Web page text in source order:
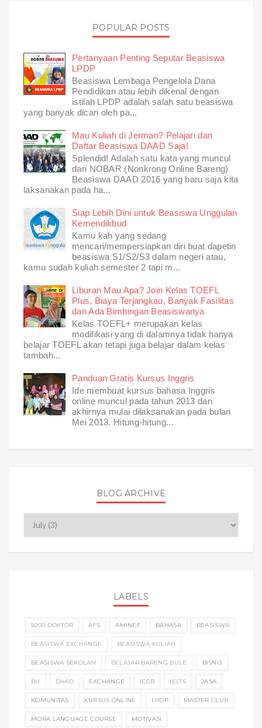
POPULAR POSTS
Pertanyaan Penting Seputar Beasiswa
LPDP
Beasiswa Lembaga Pengelola Dana
Pendidikan atau lebih dikenal dengan
istilah LPDP adalah salah satu beasiswa
yang banyak dicari oleh pa...
Mau Kuliah di Jerman? Pelajari dan
Daftar Beasiswa DAAD Saja!
Splendid! Adalah satu kata yang muncul
dari NOBAR (Nonkrong Online Bareng)
Beasiswa DAAD 2016 yang baru saja kita
laksanakan pada ha...
Siap Lebih Dini untuk Beasiswa Unggulan
Kemendikbud
Kamu kah yang sedang
mencari/mempersiapkan diri buat dapetin
beasiswa S1/S2/S3 dalam negeri atau,
kamu sudah kuliah semester 2 tapi m...
Liburan Mau Apa? Join Kelas TOEFL
Plus, Biaya Terjangkau, Banyak Fasilitas
dan Ada Bimbingan Beasiswanya
Kelas TOEFL+ merupakan kelas
modifikasi yang di dalamnya tidak hanya
belajar TOEFL akan tetapi juga belajar dalam kelas
tambah...
Panduan Gratis Kursus Inggris
Ide membuat kursus bahasa Inggris
online muncul pada tahun 2013 dan
akhirnya mulai dilaksanakan pada bulan
Mei 2013. Hitung-hitung...
BLOG ARCHIVE
LABELS
5000 DOKTOR AFS AMINEF BAHASA BEASISWA
BEASISWA EXCHANGE BEASISWA KULIAH
BEASISWA SEKOLAH BELAJAR BARENG BULE BISNIS
BU DAAD EXCHANGE ICCR IELTS JASA
KOMUNITAS KURSUS ONLINE LPDP MASTER CLUB
MORA LANGUAGE COURSE MOTIVASI